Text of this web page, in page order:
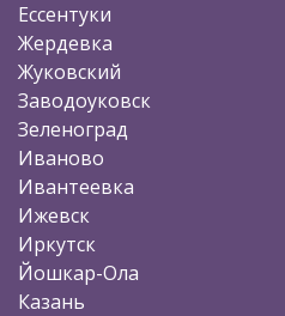
Ессентуки
Жердевка
Жуковский
Заводоуковск
Зеленоград
Иваново
Ивантеевка
Ижевск
Иркутск
Йошкар-Ола
Казань